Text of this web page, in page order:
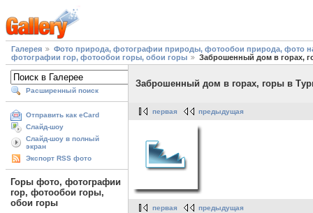
Галерея
Фото природа, фотографии природы, фотообои природа, фото
фотографии гор, фотообои горы, обои горы
Заброшенный дом в горах,
Расширенный поиск
Отправить как eCard
Слайд-шоу
Слайд-шоу в полный
экран
Экспорт RSS фото
Горы фото, фотографии
гор, фотообои горы,
обои горы
Заброшенный дом в горах, горы в
первая предыдущая
первая предыдущая